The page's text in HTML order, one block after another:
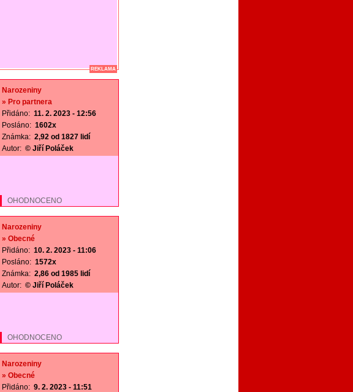
REKLAMA
Narozeniny
» Pro partnera
Přidáno: 11. 2. 2023 - 12:56
Posláno: 1602x
Známka: 2,92 od 1827 lidí
Autor: © Jiří Poláček
OHODNOCENO
Narozeniny
» Obecné
Přidáno: 10. 2. 2023 - 11:06
Posláno: 1572x
Známka: 2,86 od 1985 lidí
Autor: © Jiří Poláček
OHODNOCENO
Narozeniny
» Obecné
Přidáno: 9. 2. 2023 - 11:51